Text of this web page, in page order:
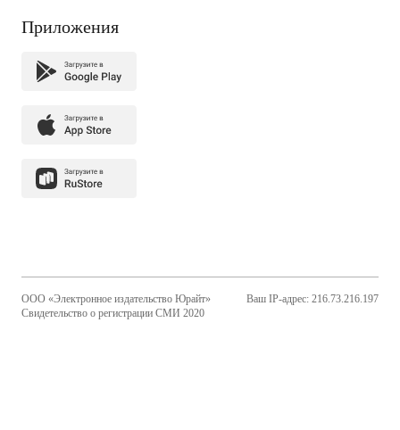
Приложения
ООО «Электронное издательство Юрайт»
Свидетельство о регистрации СМИ 2020
Ваш IP-адрес: 216.73.216.197